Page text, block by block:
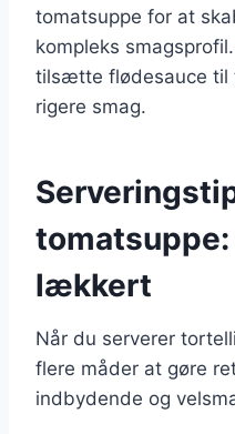
tomatsuppe for at
kompleks
tilsætte flødesauce til
rigere smag.
lækkert
Når du serverer
flere måder at gøre
indbydende og